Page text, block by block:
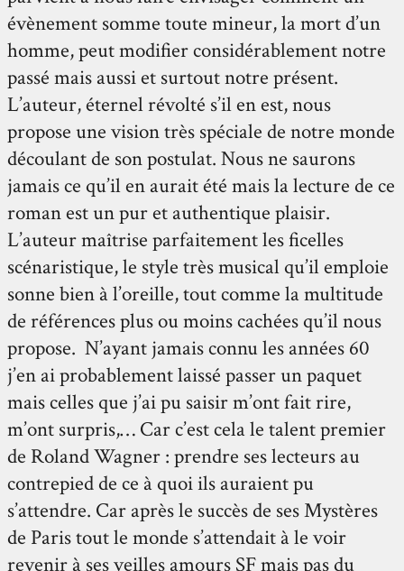
évènement somme toute mineur, la mort d’un
homme, peut modifier considérablement notre
passé mais aussi et surtout notre présent.
L’auteur, éternel révolté s’il en est, nous
propose une vision très spéciale de notre monde
découlant de son postulat. Nous ne saurons
jamais ce qu’il en aurait été mais la lecture de ce
roman est un pur et authentique plaisir.
L’auteur maîtrise parfaitement les ficelles
scénaristique, le style très musical qu’il emploie
sonne bien à l’oreille, tout comme la multitude
de références plus ou moins cachées qu’il nous
propose. N’ayant jamais connu les années 60
j’en ai probablement laissé passer un paquet
mais celles que j’ai pu saisir m’ont fait rire,
m’ont surpris,… Car c’est cela le talent premier
de Roland Wagner : prendre ses lecteurs au
contrepied de ce à quoi ils auraient pu
s’attendre. Car après le succès de ses Mystères
de Paris tout le monde s’attendait à le voir
revenir à ses veilles amours SF mais pas du